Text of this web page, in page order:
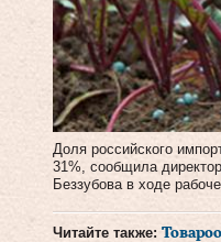
Доля российского
31%, сообщила
Беззубова в ходе
Читайте также: